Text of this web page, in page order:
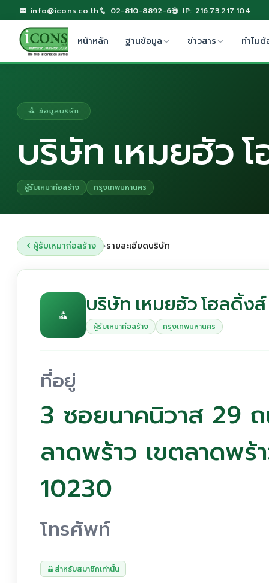
info@icons.co.th 02-810-8892-6 IP: 216.73.217.104
หน้าหลัก ฐานข้อมูล ข่าวสาร ทำไมต้
ข้อมูลบริษัท
บริษัท เหมยฮัว
ผู้รับเหมาก่อสร้าง กรุงเทพมหานคร
ผู้รับเหมาก่อสร้าง ›รายละเอียดบริษัท
บริษัท เหมยฮัว โฮลดิ้ง
ผู้รับเหมาก่อสร้าง กรุงเทพมหานคร
ที่อยู่
3 ซอยนาคนิวาส 29
ลาดพร้าว เขตลาดพร้
10230
โทรศัพท์
สำหรับสมาชิกเท่านั้น